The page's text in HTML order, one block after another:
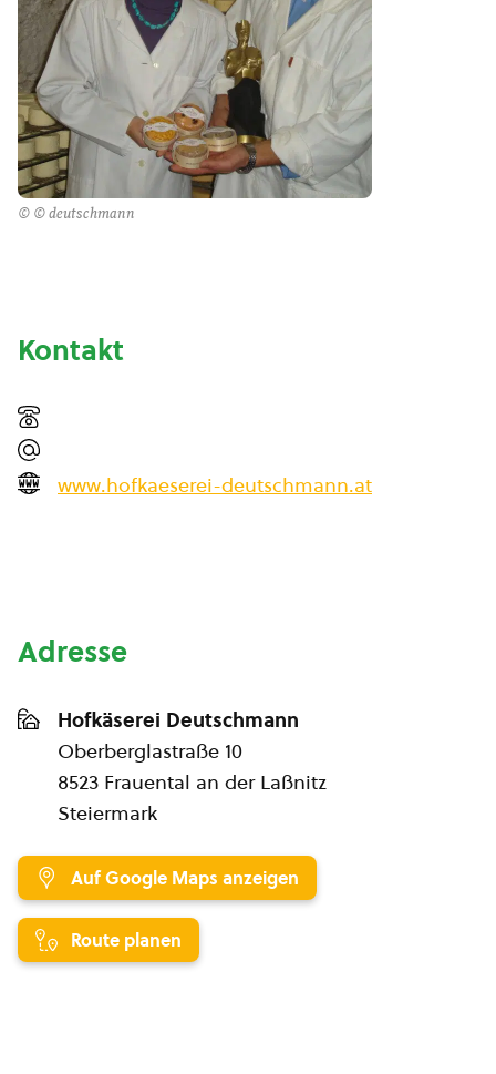
© © deutschmann
Kontakt
www.hofkaeserei-deutschmann.at
Adresse
Hofkäserei Deutschmann
Oberberglastraße 10
8523 Frauental an der Laßnitz
Steiermark
Auf Google Maps anzeigen
Route planen